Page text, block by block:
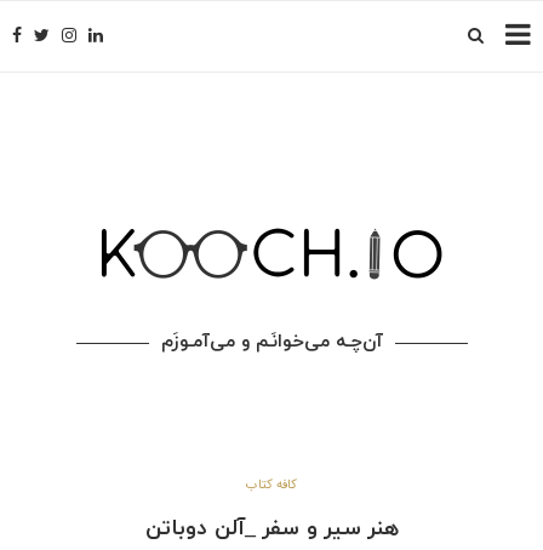
آن‌چـه می‌خوانَـم و می‌آمـوزَم
کافه کتاب
هنر سیر و سفر _آلن دوباتن